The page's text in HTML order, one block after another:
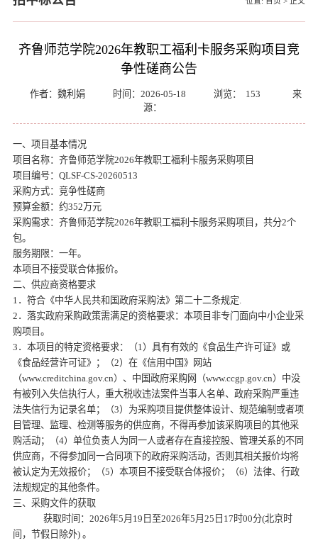
齐鲁师范学院2026年教职工福利卡服务采购项目竞
争性磋商公告
作者：魏利娟 时间：2026-05-18 浏览： 153
来
源：
一、项目基本情况
项目名称：齐鲁师范学院2026年教职工福利卡服务采购项目
项目编号： QLSF-CS-2026051 3
采购方式：竞争性磋商
预算金额：约352万元
采购需求：齐鲁师范学院2026年教职工福利卡服务采购项目，共分2个
包。
服务期限：一年。
本项目不接受联合体报价。
二、供应商资格要求
1 ． 符合《中华人民共和国政府采购法》第二十二条规定
2．落实政府采购政策需满足的资格要求：本项目非专门面向中小企业采
购项目。
3．本项目的特定资格要求：（1）具有有效的《食品生产许可证》或
《食品经营许可证》；（2）在《信用中国》网站
（www.creditchina.gov.cn）、中国政府采购网（www.ccgp.gov.cn）中没
有被列入失信执行人，重大税收违法案件当事人名单、政府采购严重违
法失信行为记录名单；（3）为采购项目提供整体设计、规范编制或者项
目管理、监理、检测等服务的供应商，不得再参加该采购项目的其他采
购活动；（4）单位负责人为同一人或者存在直接控股、管理关系的不同
供应商，不得参加同一合同项下的政府采购活动，否则其相关报价均将
被认定为无效报价；（5）本项目不接受联合体报价；（6）法律、行政
法规规定的其他条件。
三、采购文件的获取
获取时间： 2026年5 月 19 日至2026年5 月 25 日 17 时00分(北京时
间，节假日除外) 。